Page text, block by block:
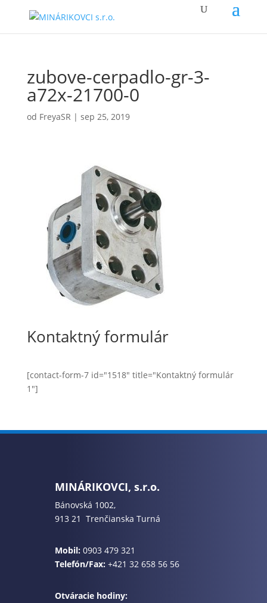
zubove-cerpadlo-gr-3-
a72x-21700-0
od FreyaSR | sep 25, 2019
Kontaktný formulár
[contact-form-7 id="1518" title="Kontaktný formulár
1"]
MINÁRIKOVCI, s.r.o.
Bánovská 1002,
913 21 Trenčianska Turná
Mobil: 0903 479 321
Telefón/Fax:+421 32 658 56 56
Otváracie hodiny: